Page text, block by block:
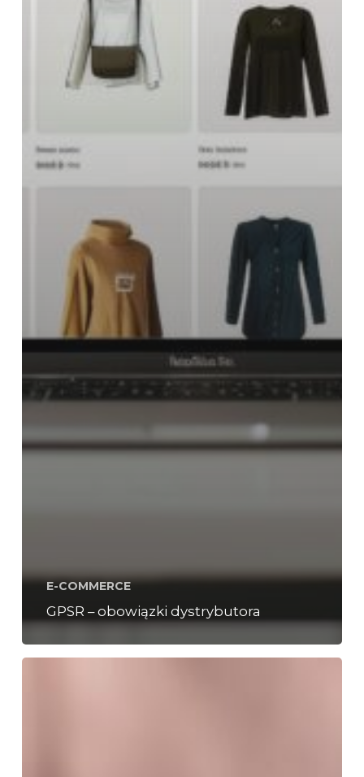
E-COMMERCE
GPSR – obowiązki dystrybutora